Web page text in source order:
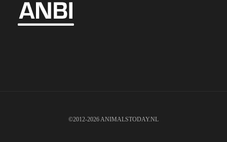
©2012-2026 ANIMALSTODAY.NL